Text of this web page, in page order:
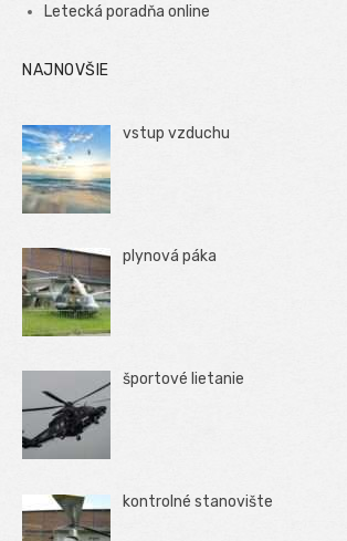
Letecká poradňa online
NAJNOVŠIE
vstup vzduchu
plynová páka
športové lietanie
kontrolné stanovište